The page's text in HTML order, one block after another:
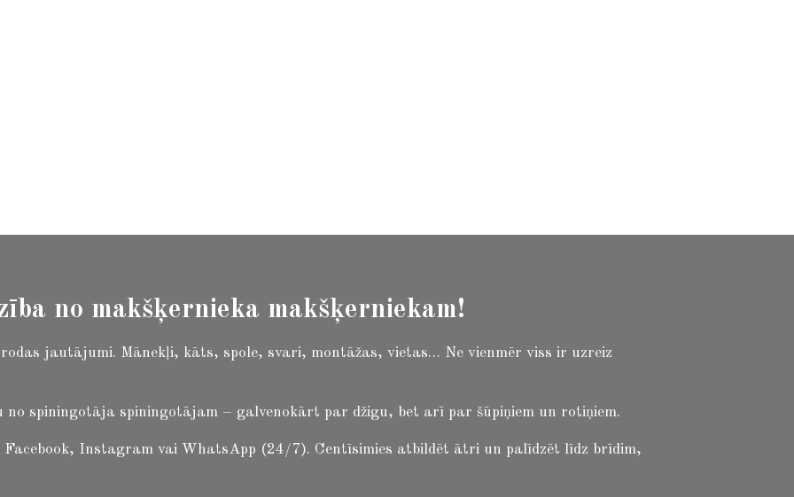
no makšķernieka makšķerniekam!
rodas jautājumi. Mānekļi, kāts, spole, svari, montāžas, vietas… Ne vienmēr viss ir uzreiz
no spiningotāja spiningotājam – galvenokārt par džigu, bet arī par šūpiņiem un rotiņiem.
Facebook, Instagram vai WhatsApp (24/7). Centīsimies atbildēt ātri un palīdzēt līdz brīdim,